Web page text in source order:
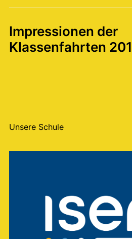
Unsere Schule
Impressionen der
Klassenfahrten